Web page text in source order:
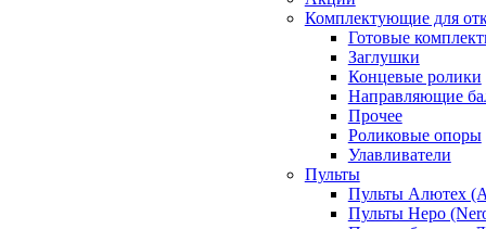
Комплектующие для
Готовые
Заглушки
Концевые ролики
Направляющие
Прочее
Роликовые опоры
Улавливатели
Пульты
Пульты Алютех
Пульты Неро